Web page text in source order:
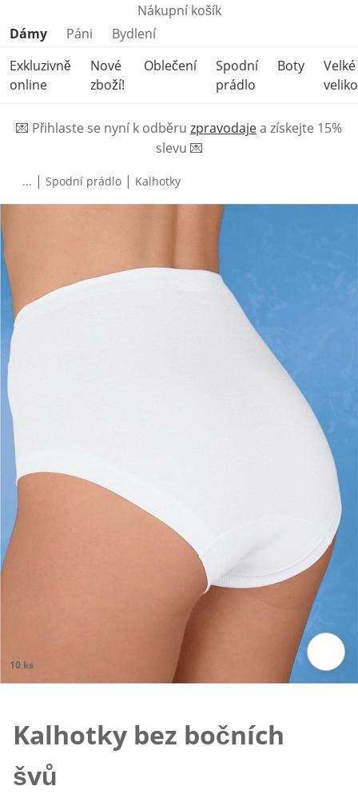
Nákupní košík
Přeskočit kategorie produktů
Dámy Páni
Bydlení
Exkluzivně
online
Nové
zboží!
Oblečení
Spodní
prádlo
Boty
Velké
💌 Přihlaste se nyní k odběru zpravodajea získejte 15%
slevu 💌
... | Spodní prádlo | Kalhotky
10 ks
Kalhotky bez bočních
švů